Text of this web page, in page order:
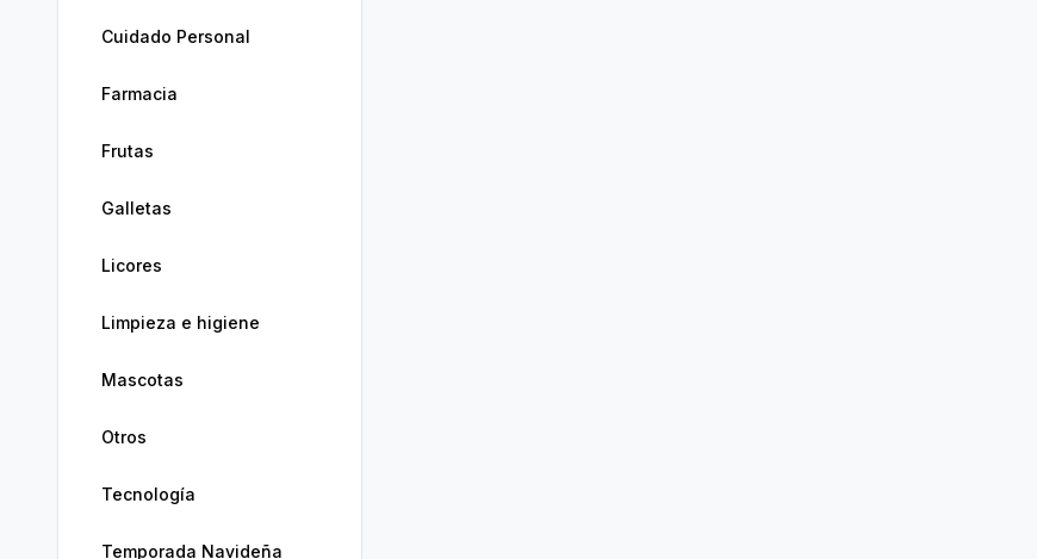
Cuidado Personal
Farmacia
Frutas
Galletas
Licores
Limpieza e higiene
Mascotas
Otros
Tecnología
Temporada Navideña